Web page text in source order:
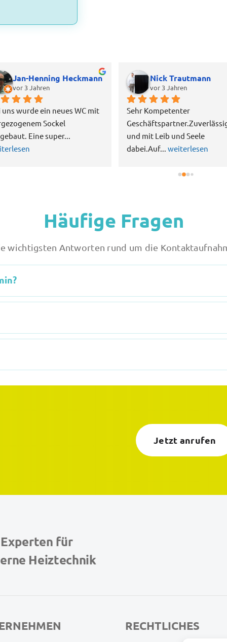
Jan-Henning Heckmann
vor 3 Jahren
uns wurde ein neues WC mit
Sockel
Eine super
Nick Trautmann
vor 3 Jahren
Sehr Kompetenter
und mit Leib und Seele
dabei.Auf... weiterlesen
Häufige Fragen
wichtigsten Antworten rund um die
Jetzt anrufen
für
Heiztechnik
RECHTLICHES